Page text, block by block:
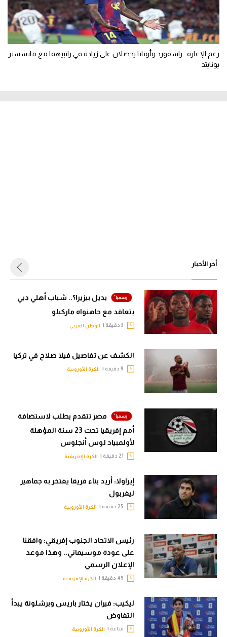
رغم الإعارة.. راشفورد وأونانا يحصلان على زيادة في راتبيهما مع مانشستر
يونايتد
أخر الأخبار
بديل بيزيرا؟.. شباب أهلي دبي
يتعاقد مع جاهنواه ماركيلو
الوطن العربي
الكشف عن تفاصيل فيلا صلاح في تركيا
الكرة الأوروبية
مصر تتقدم بطلب لاستضافة
أمم إفريقيا تحت 23 سنة المؤهلة
لأولمبياد لوس أنجلوس
الكرة الإفريقية
إيراولا: أريد بناء فريقا يفتخر به جماهير
ليفربول
الكرة الأوروبية
رئيس الاتحاد الجنوب إفريقي: وافقنا
على عودة موسيماني.. وهذا موعد
الإعلان الرسمي
الكرة الإفريقية
ليكيب: فيران يختار باريس وبرشلونة يبدأ
التفاوض
ساعة | الكرة الأوروبية